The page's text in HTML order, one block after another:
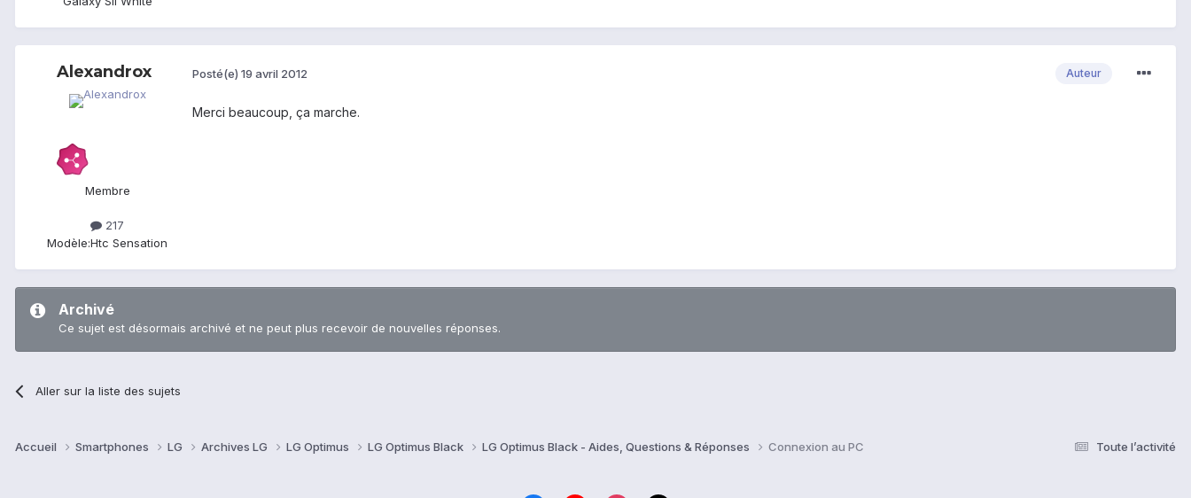
Alexandrox
Membre
217
Modèle:Htc Sensation
Auteur
Posté(e) 19 avril 2012
Merci beaucoup, ça marche.
Archivé
Ce sujet est désormais archivé et ne peut plus recevoir de nouvelles réponses.
Aller sur la liste des sujets
Toute l’activité
Accueil Smartphones LG Archives LG LG Optimus LG Optimus Black LG Optimus Black - Aides, Questions & Réponses Connexion au PC